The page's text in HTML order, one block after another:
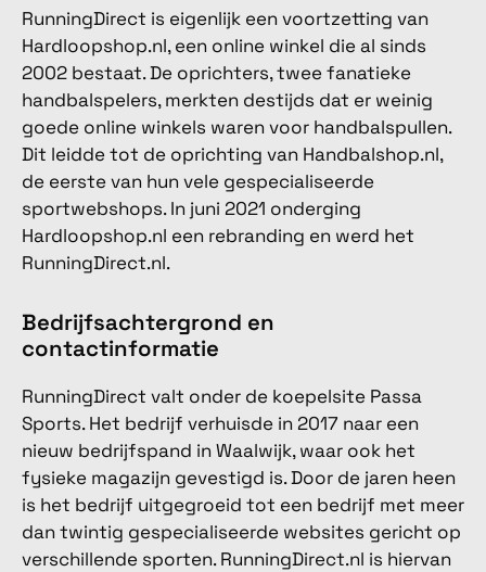
RunningDirect is eigenlijk een voortzetting van
Hardloopshop.nl, een online winkel die al sinds
2002 bestaat. De oprichters, twee fanatieke
handbalspelers, merkten destijds dat er weinig
goede online winkels waren voor handbalspullen.
Dit leidde tot de oprichting van Handbalshop.nl,
de eerste van hun vele gespecialiseerde
sportwebshops. In juni 2021 onderging
Hardloopshop.nl een rebranding en werd het
RunningDirect.nl.
Bedrijfsachtergrond en
contactinformatie
RunningDirect valt onder de koepelsite Passa
Sports. Het bedrijf verhuisde in 2017 naar een
nieuw bedrijfspand in Waalwijk, waar ook het
fysieke magazijn gevestigd is. Door de jaren heen
is het bedrijf uitgegroeid tot een bedrijf met meer
dan twintig gespecialiseerde websites gericht op
verschillende sporten. RunningDirect.nl is hiervan